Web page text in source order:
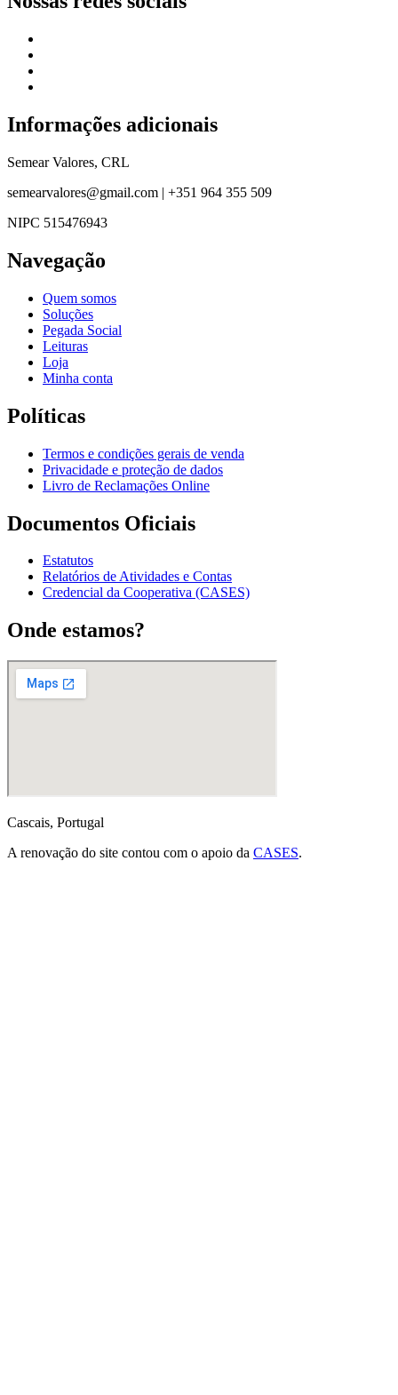
Informações adicionais
Semear Valores, CRL
semearvalores@gmail.com | +351 964 355 509
NIPC 515476943
Navegação
Quem somos
Soluções
Pegada Social
Leituras
Loja
Minha conta
Políticas
Termos e condições gerais de venda
Privacidade e proteção de dados
Livro de Reclamações Online
Documentos Oficiais
Estatutos
Relatórios de Atividades e Contas
Credencial da Cooperativa (CASES)
Onde estamos?
Cascais, Portugal
A renovação do site contou com o apoio da CASES.